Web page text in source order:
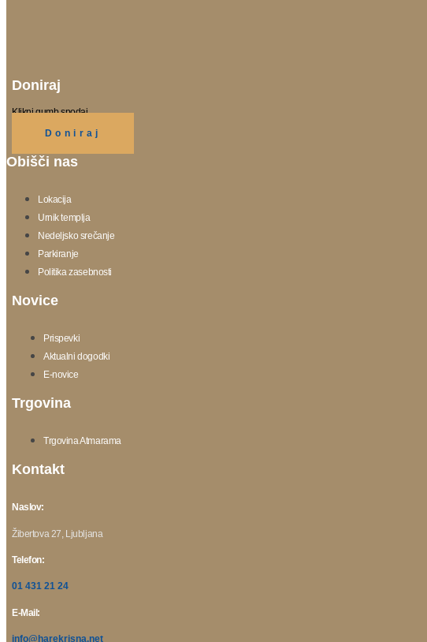
Doniraj
Klikni gumb spodaj.
Doniraj
Obišči nas
Lokacija
Urnik templja
Nedeljsko srečanje
Parkiranje
Politika zasebnosti
Novice
Prispevki
Aktualni dogodki
E-novice
Trgovina
Trgovina Atmarama
Kontakt
Naslov:
Žibertova 27, Ljubljana
Telefon:
01 431 21 24
E-Mail:
info@harekrisna.net